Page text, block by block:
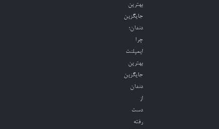
بهترین
جایگزین
دندان؛
چرا
ایمپلنت
بهترین
جایگزین
دندان
از
دست
رفته